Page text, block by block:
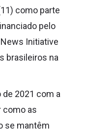
como parte
pelo
Initiative
brasileiros na
2021 com a
como as
se mantêm